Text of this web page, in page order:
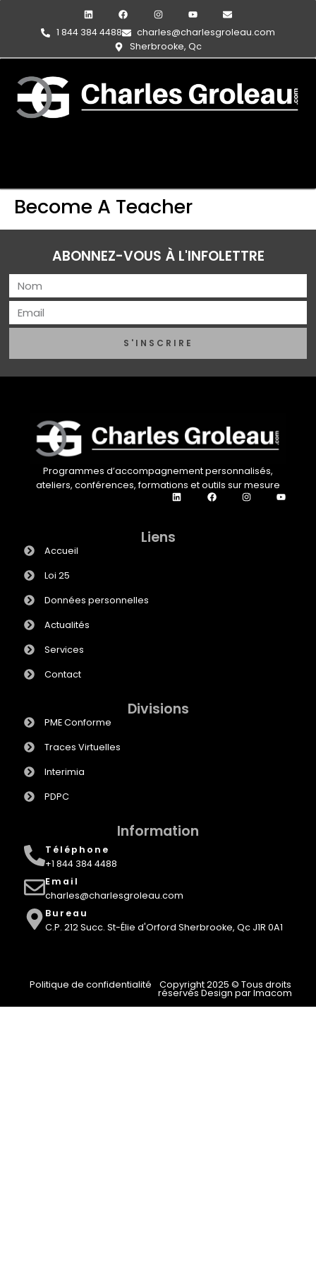
1 844 384 4488
charles@charlesgroleau.com
Sherbrooke, Qc
Become A Teacher
ABONNEZ-VOUS À L'INFOLETTRE
S'INSCRIRE
Programmes d’accompagnement personnalisés,
ateliers, conférences, formations et outils sur mesure
Liens
Accueil
Loi 25
Données personnelles
Actualités
Services
Contact
Divisions
PME Conforme
Traces Virtuelles
Interimia
PDPC
Information
Téléphone
+1 844 384 4488
Email
charles@charlesgroleau.com
Bureau
C.P. 212 Succ. St-Élie d'Orford Sherbrooke, Qc J1R 0A1
Politique de confidentialité Copyright 2025 © Tous droits
réservés Design par Imacom